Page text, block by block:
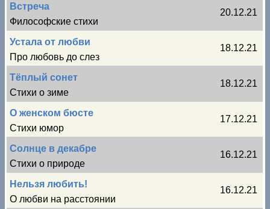
Встреча
Философские стихи
20.12.21
Устала от любви
Про любовь до слез
18.12.21
Тёплый сонет
Стихи о зиме
18.12.21
О женском бюсте
Стихи юмор
17.12.21
Солнце в декабре
Стихи о природе
16.12.21
Нельзя любить!
О любви на расстоянии
16.12.21